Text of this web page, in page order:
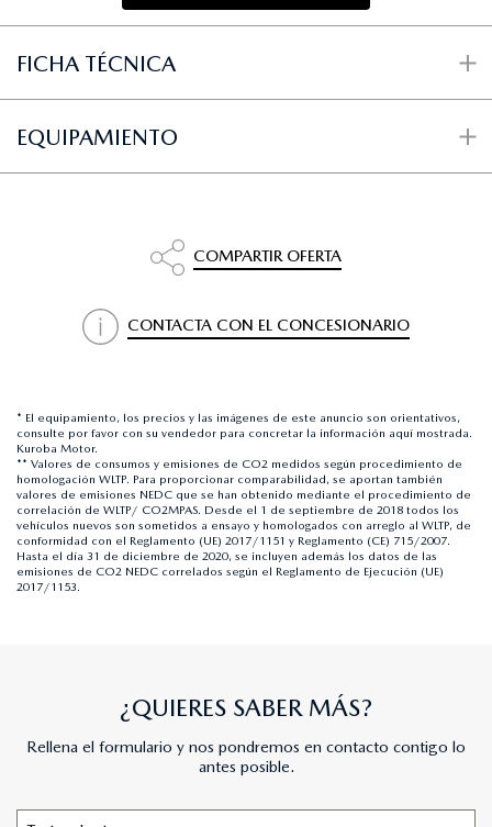
FICHA TÉCNICA
COMPARTIR OFERTA
CONTACTA CON EL CONCESIONARIO
EQUIPAMIENTO
* El equipamiento, los precios y las imágenes de este anuncio son orientativos,
consulte por favor con su vendedor para concretar la información aquí mostrada.
Kuroba Motor.
** Valores de consumos y emisiones de CO2 medidos según procedimiento de
homologación WLTP. Para proporcionar comparabilidad, se aportan también
valores de emisiones NEDC que se han obtenido mediante el procedimiento de
correlación de WLTP/ CO2MPAS. Desde el 1 de septiembre de 2018 todos los
vehículos nuevos son sometidos a ensayo y homologados con arreglo al WLTP, de
conformidad con el Reglamento (UE) 2017/1151 y Reglamento (CE) 715/2007.
Hasta el día 31 de diciembre de 2020, se incluyen además los datos de las
emisiones de CO2 NEDC correlados según el Reglamento de Ejecución (UE)
2017/1153.
¿QUIERES SABER MÁS?
Rellena el formulario y nos pondremos en contacto contigo lo
antes posible.